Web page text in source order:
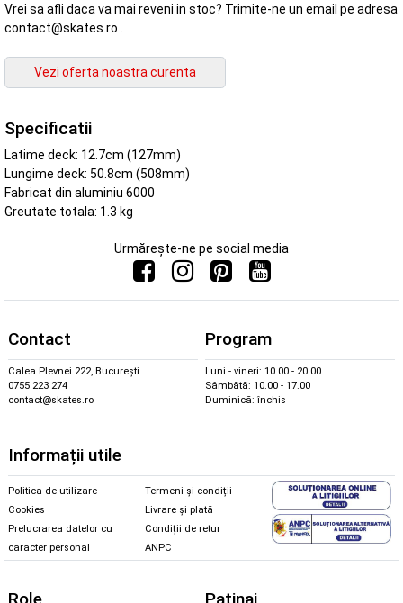
Vrei sa afli daca va mai reveni in stoc? Trimite-ne un email pe adresa
contact@skates.ro .
Specificatii
Latime deck: 12.7cm (127mm)
Lungime deck: 50.8cm (508mm)
Fabricat din aluminiu 6000
Greutate totala: 1.3 kg
Urmărește-ne pe social media
Contact
Calea Plevnei 222, București
0755 223 274
contact@skates.ro
Program
Luni - vineri: 10.00 - 20.00
Sâmbătă: 10.00 - 17.00
Duminică: închis
Informații utile
Politica de utilizare
Cookies
Prelucrarea datelor cu
caracter personal
Termeni și condiții
Livrare și plată
Condiții de retur
ANPC